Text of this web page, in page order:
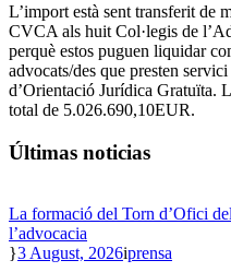
L’import està sent transferit de
CVCA als huit Col·legis de
perquè estos puguen liquidar
advocats/des que presten
d’Orientació Jurídica Gratuïta.
total de 5.026.690,10EUR.
Últimas noticias
La formació del Torn d’Ofici
l’advocacia
3 August, 2026 prensa